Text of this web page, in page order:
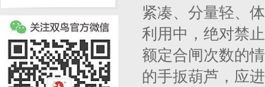
紧凑、分量轻、
利用中，绝对禁
额定合闸次数的
的手扳葫芦，应